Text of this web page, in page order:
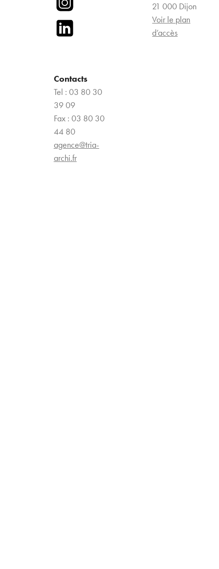
21 000 Dijon
Voir le plan
d’accès
Contacts
Tel : 03 80 30
39 09
Fax : 03 80 30
44 80
agence@tria-
archi.fr